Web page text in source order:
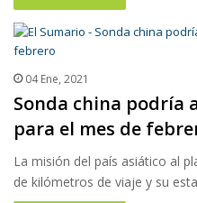
04 Ene, 2021
Sonda china podría
para el mes de
La misión del país asiático al
de kilómetros de viaje y su